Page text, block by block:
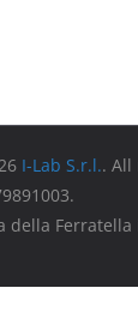
I-Lab S.r.l.. All
della